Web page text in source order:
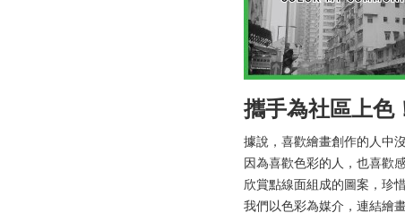
攜手為社區上色
據說，喜歡繪畫創作的人中
因為喜歡色彩的人，也喜歡
欣賞點線面組成的圖案，珍
我們以色彩為媒介，連結繪